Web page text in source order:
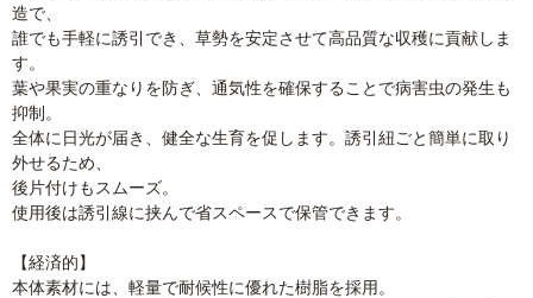
造で、
誰でも手軽に誘引でき、草勢を安定させて高品質な収穫に貢献しま
す。
葉や果実の重なりを防ぎ、通気性を確保することで病害虫の発生も
抑制。
全体に日光が届き、健全な生育を促します。誘引紐ごと簡単に取り
外せるため、
後片付けもスムーズ。
使用後は誘引線に挟んで省スペースで保管できます。
【経済的】
本体素材には、軽量で耐候性に優れた樹脂を採用。